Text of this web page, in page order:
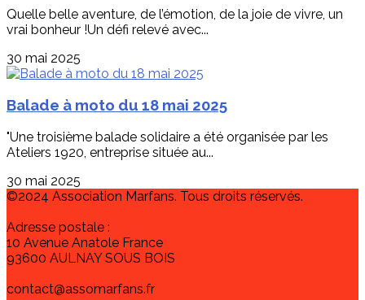
Quelle belle aventure, de l’émotion, de la joie de vivre, un
vrai bonheur !Un défi relevé avec...
30 mai 2025
Balade à moto du 18 mai 2025
"Une troisième balade solidaire a été organisée par les
Ateliers 1920, entreprise située au...
30 mai 2025
©2024 Association Marfans. Tous droits réservés.
Adresse postale :
10 Avenue Anatole France
93600 AULNAY SOUS BOIS
contact@assomarfans.fr